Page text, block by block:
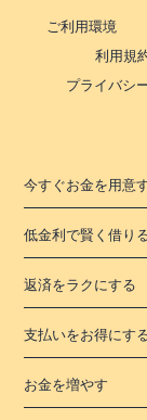
ご利用環境
利用規
プライバシ
今すぐお金を用意
低金利で賢く借り
返済をラクにする
支払いをお得にす
お金を増やす